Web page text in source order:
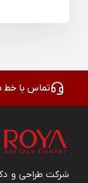
تماس با خط
شرکت طراحی و